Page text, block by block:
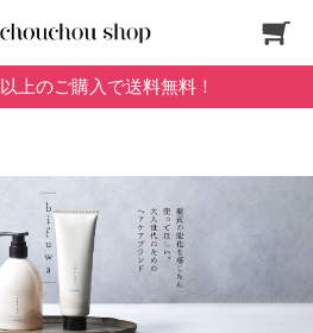
以上のご購入で送料無料！